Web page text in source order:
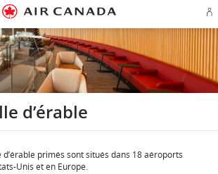
ou
un
d’érable
d’érable primés sont situés dans 18 aéroports
Unis et en Europe.